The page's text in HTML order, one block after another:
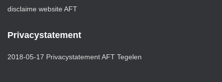
disclaime website AFT
Privacystatement
2018-05-17 Privacystatement AFT Tegelen